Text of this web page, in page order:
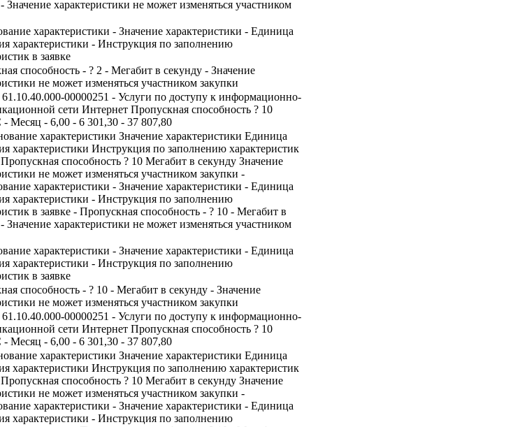
Значение характеристики не может изменяться участником
характеристики - Значение характеристики - Единица
характеристики - Инструкция по заполнению
в заявке
способность - ? 2 - Мегабит в секунду - Значение
не может изменяться участником закупки
61.10.40.000-00000251 - Услуги по доступу к информационно-
сети Интернет Пропускная способность ? 10
- 6,00 - 6 301,30 - 37 807,80
характеристики Значение характеристики Единица
характеристики Инструкция по заполнению характеристик
Пропускная способность ? 10 Мегабит в секунду Значение
не может изменяться участником закупки -
характеристики - Значение характеристики - Единица
характеристики - Инструкция по заполнению
в заявке - Пропускная способность - ? 10 - Мегабит в
Значение характеристики не может изменяться участником
характеристики - Значение характеристики - Единица
характеристики - Инструкция по заполнению
в заявке
способность - ? 10 - Мегабит в секунду - Значение
не может изменяться участником закупки
61.10.40.000-00000251 - Услуги по доступу к информационно-
сети Интернет Пропускная способность ? 10
- 6,00 - 6 301,30 - 37 807,80
характеристики Значение характеристики Единица
характеристики Инструкция по заполнению характеристик
Пропускная способность ? 10 Мегабит в секунду Значение
не может изменяться участником закупки -
характеристики - Значение характеристики - Единица
характеристики - Инструкция по заполнению